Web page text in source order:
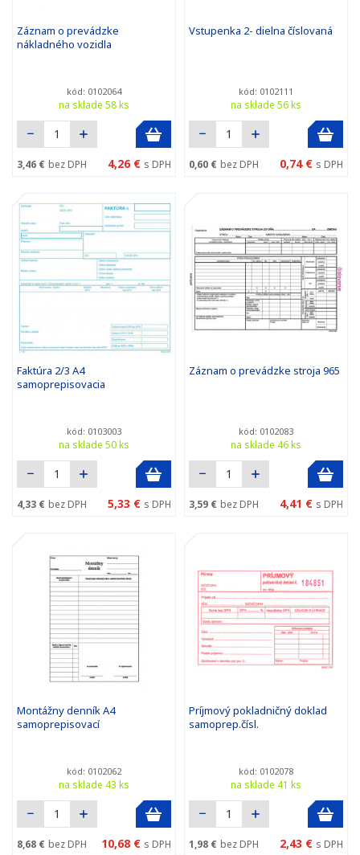
Záznam o prevádzke
nákladného vozidla
kód: 0102064
na sklade 58 ks
3,46 € bez DPH 4,26 € s DPH
Vstupenka 2- dielna číslovaná
kód: 0102111
na sklade 56 ks
0,60 € bez DPH 0,74 € s DPH
Faktúra 2/3 A4
samoprepisovacia
kód: 0103003
na sklade 50 ks
4,33 € bez DPH 5,33 € s DPH
Záznam o prevádzke stroja 965
kód: 0102083
na sklade 46 ks
3,59 € bez DPH 4,41 € s DPH
Montážny denník A4
samoprepisovací
kód: 0102062
na sklade 43 ks
8,68 € bez DPH 10,68 € s DPH
Príjmový pokladničný doklad
samoprep.čísl.
kód: 0102078
na sklade 41 ks
1,98 € bez DPH 2,43 € s DPH